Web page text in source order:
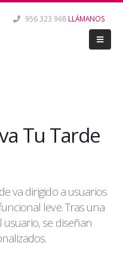
956 323 968 LLÁMANOS
Tu Tarde
va dirigido a usuarios
leve. Tras una
se diseñan